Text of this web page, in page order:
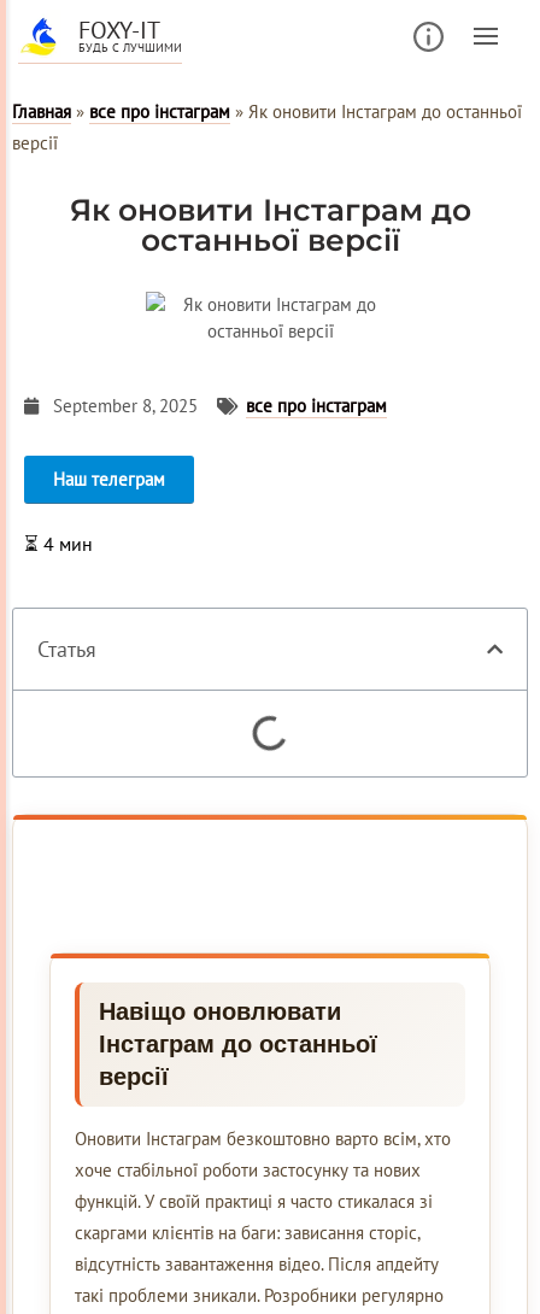
FOXY-IT
БУДЬ С ЛУЧШИМИ
Главная » все про інстаграм » Як оновити Інстаграм до останньої
версії
Як оновити Інстаграм до
останньої версії
September 8, 2025 все про інстаграм
Наш телеграм
⏳ 4 мин
Статья
Навіщо оновлювати
Інстаграм до останньої
версії
Оновити Інстаграм безкоштовно варто всім, хто
хоче стабільної роботи застосунку та нових
функцій. У своїй практиці я часто стикалася зі
скаргами клієнтів на баги: зависання сторіс,
відсутність завантаження відео. Після апдейту
такі проблеми зникали. Розробники регулярно